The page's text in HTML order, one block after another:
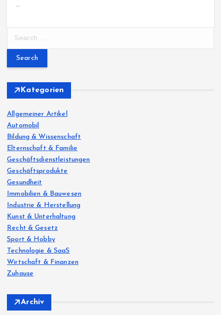
…
r
f
o
r
:
Kategorien
Allgemeiner Artikel
Automobil
Bildung & Wissenschaft
Elternschaft & Familie
Geschäftsdienstleistungen
Geschäftsprodukte
Gesundheit
Immobilien & Bauwesen
Industrie & Herstellung
Kunst & Unterhaltung
Recht & Gesetz
Sport & Hobby
Technologie & SaaS
Wirtschaft & Finanzen
Zuhause
Archiv